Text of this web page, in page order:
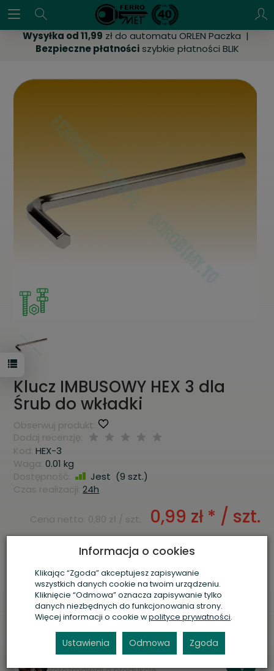
Wysyłka od 11,99 zł do automatu ORLEN Paczka |
Bezpieczne płatnościszybkie płatności BLIK
Klucz IMBUSOWY HEX 3 dla
Śrub do wkładki
Obserwuj produkt:
Dodaj recenzję:
Kod: HEX-3
Waga: 0.01 kg
Dostępność:
Jest (9 szt.)
Czas realizacji: 24h
Cena netto: 0,80 zł / szt. 0,99 zł * / szt.
szt. dodaj do koszyka
Przelew tradycyjny, FirstData Polcard
Szybka
Wysyłka 24h
Gwarancja
Przez 2 lata
Zwrot
Do 14 dni
Asystent AI
Informacja o cookies
Klikając “Zgoda” akceptujesz zapisywanie
wszystkich danych cookie na twoim urządzeniu.
Kliknięcie “Odmowa” oznacza zapisywanie tylko
danych niezbędnych do funkcjonowania strony.
Więcej informacji o cookie wpolityce prywatności.
Ustawienia Odmowa Zgoda